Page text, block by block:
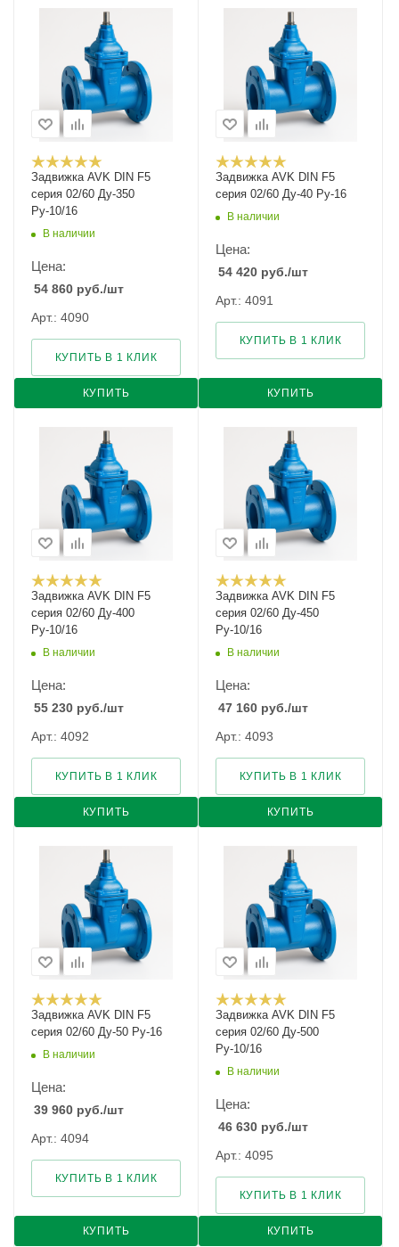
Задвижка AVK DIN F5
серия 02/60 Ду-350
Ру-10/16
В наличии
Цена:
54 860 руб./шт
Арт.: 4090
КУПИТЬ
КУПИТЬ В 1 КЛИК
Задвижка AVK DIN F5
серия 02/60 Ду-40 Ру-16
В наличии
Цена:
54 420 руб./шт
Арт.: 4091
КУПИТЬ
КУПИТЬ В 1 КЛИК
Задвижка AVK DIN F5
серия 02/60 Ду-400
Ру-10/16
В наличии
Цена:
55 230 руб./шт
Арт.: 4092
КУПИТЬ
КУПИТЬ В 1 КЛИК
Задвижка AVK DIN F5
серия 02/60 Ду-450
Ру-10/16
В наличии
Цена:
47 160 руб./шт
Арт.: 4093
КУПИТЬ
КУПИТЬ В 1 КЛИК
Задвижка AVK DIN F5
серия 02/60 Ду-50 Ру-16
В наличии
Цена:
39 960 руб./шт
Арт.: 4094
КУПИТЬ
КУПИТЬ В 1 КЛИК
Задвижка AVK DIN F5
серия 02/60 Ду-500
Ру-10/16
В наличии
Цена:
46 630 руб./шт
Арт.: 4095
КУПИТЬ
КУПИТЬ В 1 КЛИК